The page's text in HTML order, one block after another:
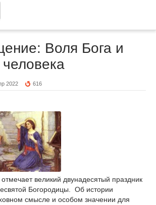
Воля Бога и
человека
2022 616
великий двунадесятый праздник
Богородицы. Об истории
смысле и особом значении для